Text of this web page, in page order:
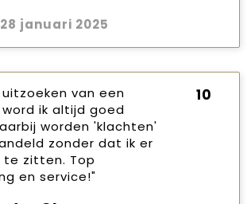
28 januari 2025
van een
ik altijd goed
worden 'klachten'
zonder dat ik er
zitten. Top
en service!"
10